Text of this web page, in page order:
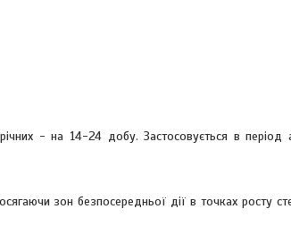
- на 14-24 добу. Застосовується в період
зон безпосередньої дії в точках росту